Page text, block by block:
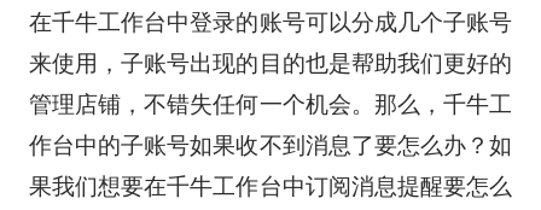
在千牛工作台中登录的账号可以分成几个子账号
来使用，子账号出现的目的也是帮助我们更好的
管理店铺，不错失任何一个机会。那么，千牛工
作台中的子账号如果收不到消息了要怎么办？如
果我们想要在千牛工作台中订阅消息提醒要怎么